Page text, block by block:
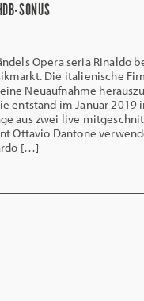
SONUS
Opera seria Rinaldo
Die italienische
Neuaufnahme
entstand im Januar 2019
aus zwei live
Ottavio Dantone
[…]